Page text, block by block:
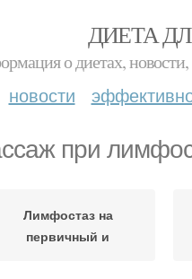
ДИЕТА
о диетах,
новости
при
Лимфостаз на
первичный и